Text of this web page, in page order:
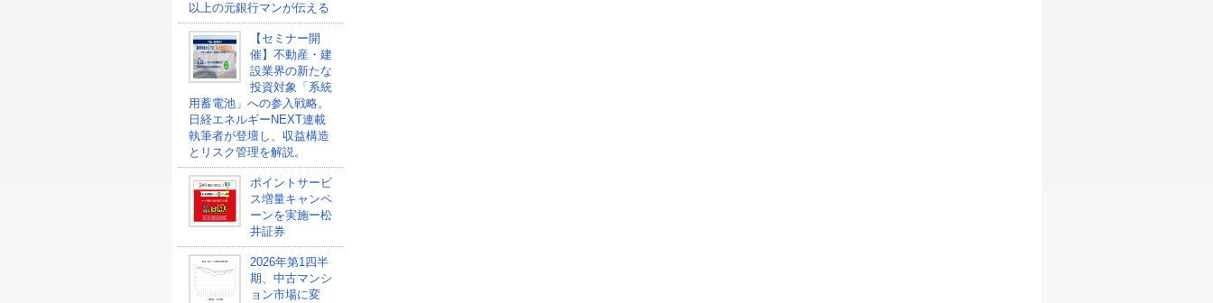
以上の元銀行マンが伝える
【セミナー開
催】不動産・建
設業界の新たな
投資対象「系統
用蓄電池」への参入戦略。
日経エネルギーNEXT連載
執筆者が登壇し、収益構造
とリスク管理を解説。
ポイントサービ
ス増量キャンペ
ーンを実施ー松
井証券
2026年第1四半
期、中古マンシ
ョン市場に変